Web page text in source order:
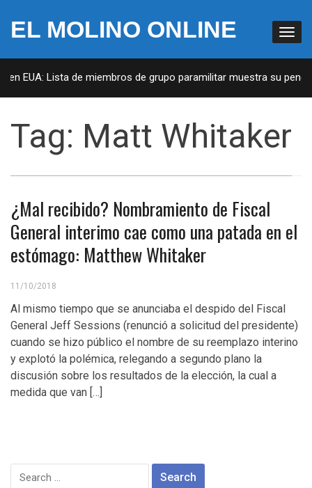
EL MOLINO ONLINE
EUA: Lista de miembros de grupo paramilitar muestra su
Tag: Matt Whitaker
¿Mal recibido? Nombramiento de Fiscal
General interimo cae como una patada en el
estómago: Matthew Whitaker
11/10/2018
Al mismo tiempo que se anunciaba el despido del Fiscal
General Jeff Sessions (renunció a solicitud del presidente)
cuando se hizo público el nombre de su reemplazo interino
y explotó la polémica, relegando a segundo plano la
discusión sobre los resultados de la elección, la cual a
medida que van […]
Search